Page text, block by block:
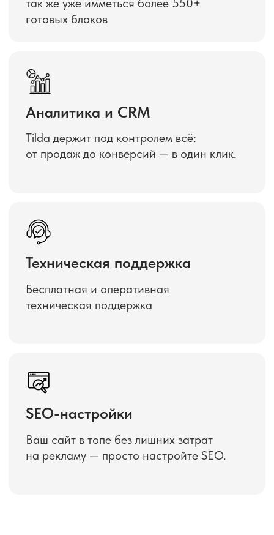
Ваш сайт в топе без лишних затрат
на рекламу — просто настройте SEO.